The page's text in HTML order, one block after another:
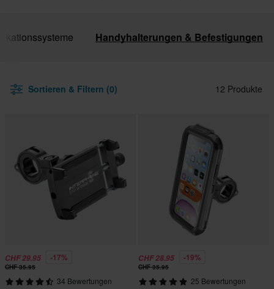
Handyhalterungen & Befestigungen
Sortieren & Filtern (0) 12 Produkte
CHF 29.95 -17%
CHF 35.95
34 Bewertungen
CHF 28.95 -19%
CHF 35.95
25 Bewertungen